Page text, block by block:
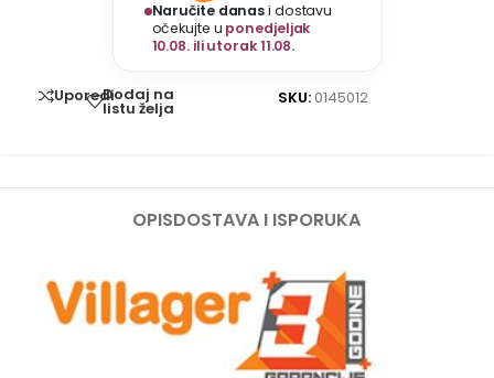
Naručite danasi dostavu
očekujte u ponedjeljak
10.08. ili utorak 11.08.
UporediDodaj na
listu želja
SKU: 0145012
OPISDOSTAVA I ISPORUKA